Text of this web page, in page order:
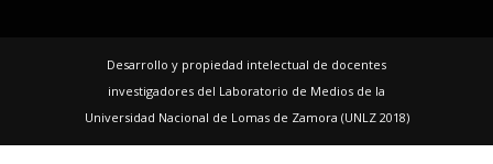
Desarrollo y propiedad intelectual de docentes
investigadores del Laboratorio de Medios de la
Universidad Nacional de Lomas de Zamora (UNLZ 2018)